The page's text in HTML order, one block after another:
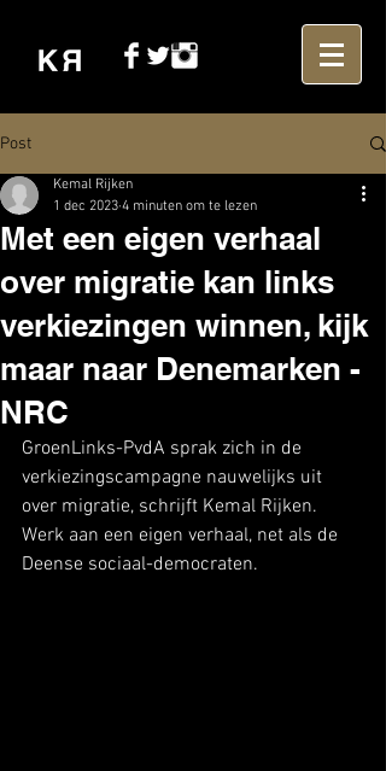
Post
Met een eigen verhaal
over migratie kan links
verkiezingen winnen, kijk
maar naar Denemarken -
NRC
Kemal Rijken
1 dec 2023 4 minuten om te lezen
GroenLinks-PvdA sprak zich in de
verkiezingscampagne nauwelijks uit
over migratie, schrijft Kemal Rijken.
Werk aan een eigen verhaal, net als de
Deense sociaal-democraten.